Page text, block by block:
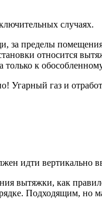
случаях.
за пределы
относится
к
газ и
идти вертикально
вытяжки, как
Подходящим, но